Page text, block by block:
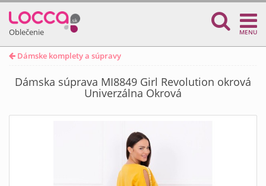
Oblečenie MENU
Dámske komplety a súpravy
Dámska súprava MI8849 Girl Revolution okrová
Univerzálna Okrová